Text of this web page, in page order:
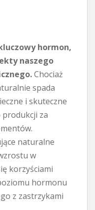
hormon,
naszego
Chociaż
spada
i skuteczne
za
naturalne
w
korzyściami
hormonu
z zastrzykami